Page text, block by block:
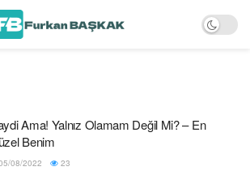
Ama! Yalnız Olamam Değil Mi? – En
Benim
08/2022 23